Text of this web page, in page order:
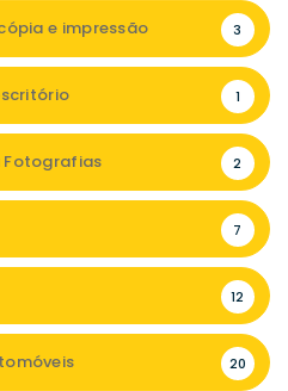
e impressão 3
1
Fotografias 2
7
12
20